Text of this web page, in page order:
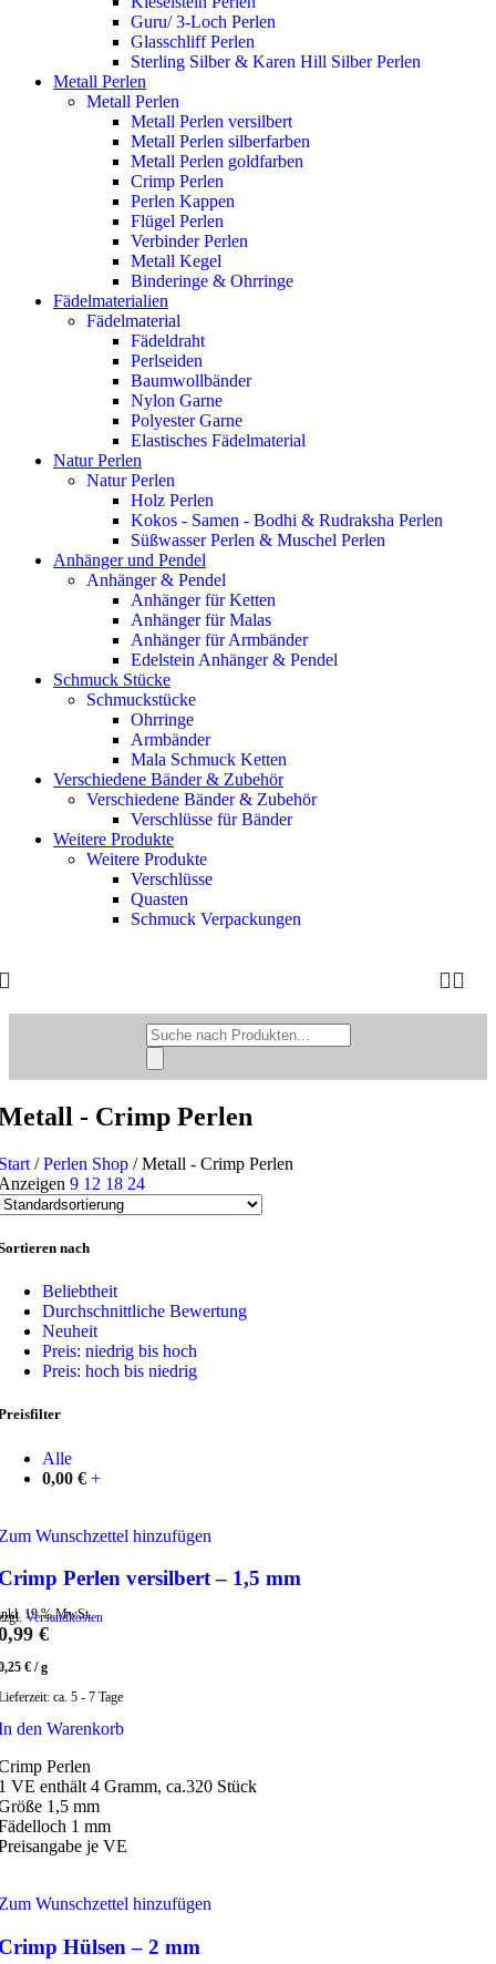
Guru/ 3-Loch Perlen
Glasschliff Perlen
Sterling Silber & Karen Hill Silber Perlen
Metall Perlen
Metall Perlen
Metall Perlen versilbert
Metall Perlen silberfarben
Metall Perlen goldfarben
Crimp Perlen
Perlen Kappen
Flügel Perlen
Verbinder Perlen
Metall Kegel
Binderinge & Ohrringe
Fädelmaterialien
Fädelmaterial
Fädeldraht
Perlseiden
Baumwollbänder
Nylon Garne
Polyester Garne
Elastisches Fädelmaterial
Natur Perlen
Natur Perlen
Holz Perlen
Kokos - Samen - Bodhi & Rudraksha Perlen
Süßwasser Perlen & Muschel Perlen
Anhänger und Pendel
Anhänger & Pendel
Anhänger für Ketten
Anhänger für Malas
Anhänger für Armbänder
Edelstein Anhänger & Pendel
Schmuck Stücke
Schmuckstücke
Ohrringe
Armbänder
Mala Schmuck Ketten
Verschiedene Bänder & Zubehör
Verschiedene Bänder & Zubehör
Verschlüsse für Bänder
Weitere Produkte
Weitere Produkte
Verschlüsse
Quasten
Schmuck Verpackungen
Products
search
- Crimp Perlen
/ Perlen Shop / Metall - Crimp Perlen
9 12 18 24
nach
Beliebtheit
Durchschnittliche Bewertung
Neuheit
Preis: niedrig bis hoch
Preis: hoch bis niedrig
Alle
0,00 € +
Wunschzettel hinzufügen
Perlen versilbert – 1,5 mm
19 % MwSt.
Versandkosten
€
€ /g
ca. 5 - 7 Tage
den Warenkorb
Perlen
VE enthält 4 Gramm, ca.320 Stück
1,5 mm
1 mm
je VE
Wunschzettel hinzufügen
Hülsen – 2 mm